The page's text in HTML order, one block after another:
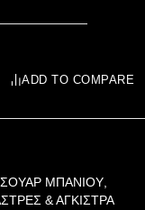
ADD TO COMPARE
ΜΠΑΝΙΟΥ,
& ΑΓΚΙΣΤΡΑ